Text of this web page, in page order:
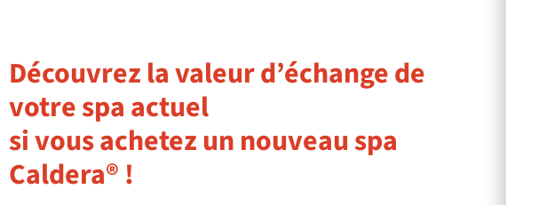
Découvrez la valeur d’échange de
votre spa actuel
si vous achetez un nouveau spa
Caldera® !